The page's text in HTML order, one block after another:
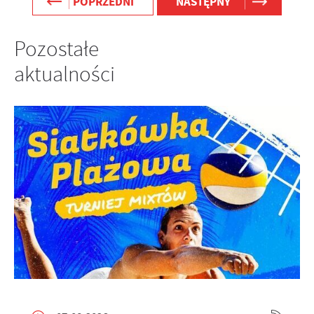
Pozostałe
aktualności